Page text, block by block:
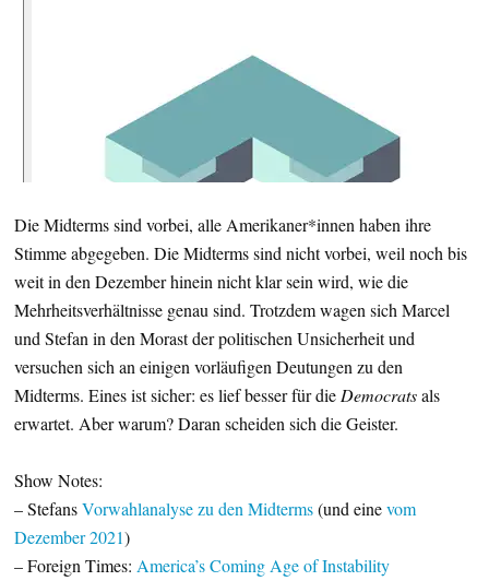
Die Midterms sind vorbei, alle Amerikaner*innen haben ihre
Stimme abgegeben. Die Midterms sind nicht vorbei, weil noch bis
weit in den Dezember hinein nicht klar sein wird, wie die
Mehrheitsverhältnisse genau sind. Trotzdem wagen sich Marcel
und Stefan in den Morast der politischen Unsicherheit und
versuchen sich an einigen vorläufigen Deutungen zu den
Midterms. Eines ist sicher: es lief besser für dieDemocratsals
erwartet. Aber warum? Daran scheiden sich die Geister.
Show Notes:
– StefansVorwahlanalyse zu den Midterms(und einevom
Dezember 2021)
– Foreign Times: America’s Coming Age of Instability